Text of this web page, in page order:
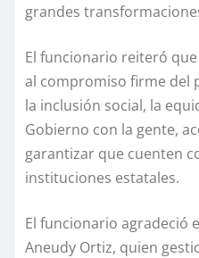
grandes
El funcionario reiteró
al compromiso firme del
la inclusión social, la
Gobierno con la gente,
garantizar que cuenten
instituciones estatales.
El funcionario agradeció
Aneudy Ortiz, quien